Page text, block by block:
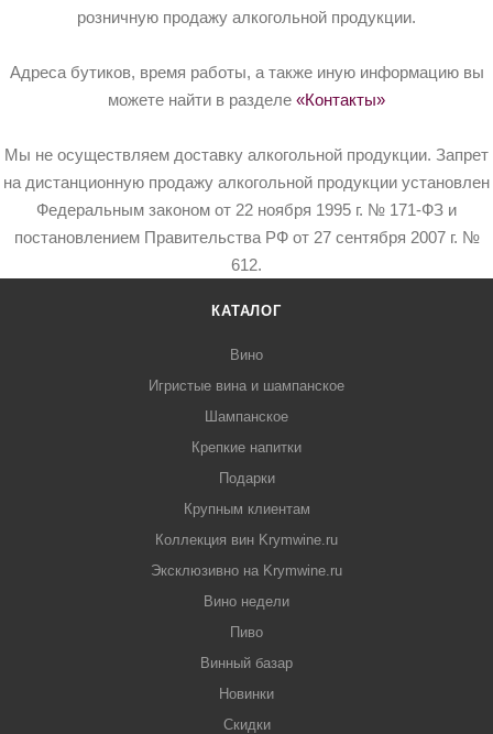
розничную продажу алкогольной продукции.
Адреса бутиков, время работы, а также иную информацию вы
можете найти в разделе «Контакты»
Мы не осуществляем доставку алкогольной продукции. Запрет
на дистанционную продажу алкогольной продукции установлен
Федеральным законом от 22 ноября 1995 г. № 171-ФЗ и
постановлением Правительства РФ от 27 сентября 2007 г. №
612.
КАТАЛОГ
Вино
Игристые вина и шампанское
Шампанское
Крепкие напитки
Подарки
Крупным клиентам
Коллекция вин Krymwine.ru
Эксклюзивно на Krymwine.ru
Вино недели
Пиво
Винный базар
Новинки
Скидки